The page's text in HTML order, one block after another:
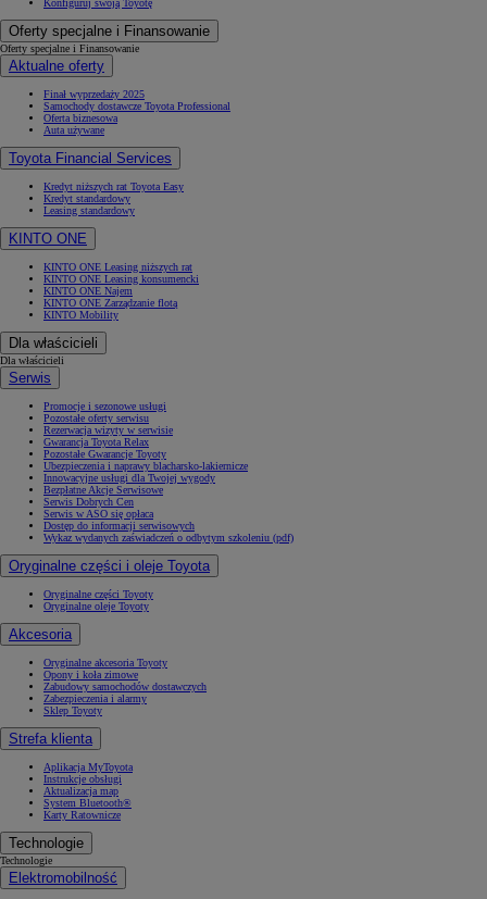
Konfiguruj swoją Toyotę
Oferty specjalne i Finansowanie
Oferty specjalne i Finansowanie
Aktualne oferty
Finał wyprzedaży 2025
Samochody dostawcze Toyota Professional
Oferta biznesowa
Auta używane
Toyota Financial Services
Kredyt niższych rat Toyota Easy
Kredyt standardowy
Leasing standardowy
KINTO ONE
KINTO ONE Leasing niższych rat
KINTO ONE Leasing konsumencki
KINTO ONE Najem
KINTO ONE Zarządzanie flotą
KINTO Mobility
Dla właścicieli
Dla właścicieli
Serwis
Promocje i sezonowe usługi
Pozostałe oferty serwisu
Rezerwacja wizyty w serwisie
Gwarancja Toyota Relax
Pozostałe Gwarancje Toyoty
Ubezpieczenia i naprawy blacharsko-lakiernicze
Innowacyjne usługi dla Twojej wygody
Bezpłatne Akcje Serwisowe
Serwis Dobrych Cen
Serwis w ASO się opłaca
Dostęp do informacji serwisowych
Wykaz wydanych zaświadczeń o odbytym szkoleniu (pdf)
Oryginalne części i oleje Toyota
Oryginalne części Toyoty
Oryginalne oleje Toyoty
Akcesoria
Oryginalne akcesoria Toyoty
Opony i koła zimowe
Zabudowy samochodów dostawczych
Zabezpieczenia i alarmy
Sklep Toyoty
Strefa klienta
Aplikacja MyToyota
Instrukcje obsługi
Aktualizacja map
System Bluetooth®
Karty Ratownicze
Technologie
Technologie
Elektromobilność